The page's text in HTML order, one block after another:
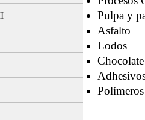
Pulpa y
Asfalto
Lodos
Chocolate
Polímeros